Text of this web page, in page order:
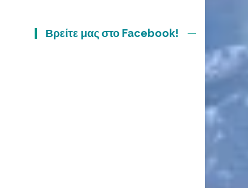
Βρείτε μας στο Facebook!